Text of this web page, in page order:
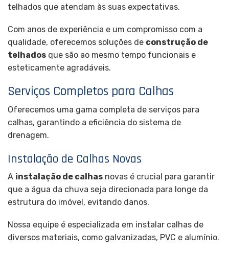
telhados que atendam às suas expectativas.
Com anos de experiência e um compromisso com a
qualidade, oferecemos soluções de construção de
telhados que são ao mesmo tempo funcionais e
esteticamente agradáveis.
Serviços Completos para Calhas
Oferecemos uma gama completa de serviços para
calhas, garantindo a eficiência do sistema de
drenagem.
Instalação de Calhas Novas
A instalação de calhas novas é crucial para garantir
que a água da chuva seja direcionada para longe da
estrutura do imóvel, evitando danos.
Nossa equipe é especializada em instalar calhas de
diversos materiais, como galvanizadas, PVC e alumínio.